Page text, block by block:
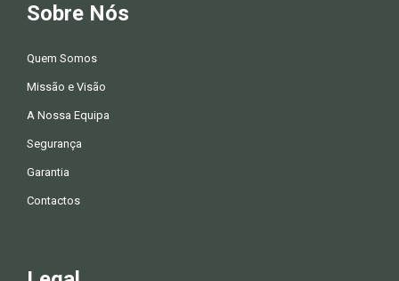
Sobre Nós
Quem Somos
Missão e Visão
A Nossa Equipa
Segurança
Garantia
Contactos